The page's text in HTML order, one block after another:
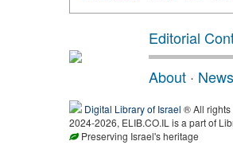
Editorial
About · News
Digital Library of Israel ® All rights
2024-2026, ELIB.CO.IL is a part of
Preserving Israel's heritage